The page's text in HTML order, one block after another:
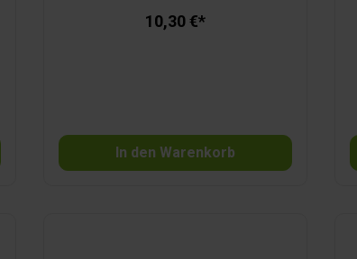
verhindert die Beschädigung von Pumpe
bleibt.
10,30 €*
In den Warenkorb